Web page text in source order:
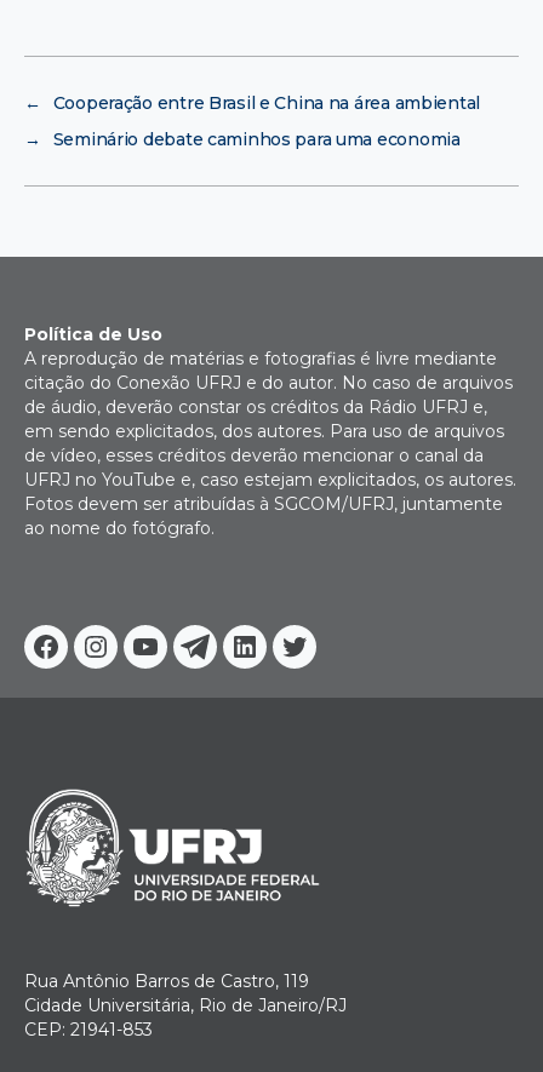
←
Cooperação entre Brasil e China na área ambiental
→
Seminário debate caminhos para uma economia
Facebook
Instagram
YoutubeTelegram
Linkedin
Twitter
Política de Uso
A reprodução de matérias e fotografias é livre mediante
citação do Conexão UFRJ e do autor. No caso de arquivos
de áudio, deverão constar os créditos da Rádio UFRJ e,
em sendo explicitados, dos autores. Para uso de arquivos
de vídeo, esses créditos deverão mencionar o canal da
UFRJ no YouTube e, caso estejam explicitados, os autores.
Fotos devem ser atribuídas à SGCOM/UFRJ, juntamente
ao nome do fotógrafo.
Rua Antônio Barros de Castro, 119
Cidade Universitária, Rio de Janeiro/RJ
CEP: 21941-853